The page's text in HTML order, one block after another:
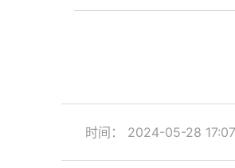
时间： 2024-05-28 17:07